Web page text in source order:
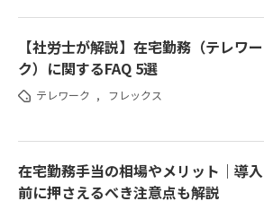
【社労士が解説】在宅勤務（テレワー
ク）に関するFAQ 5選
テレワーク , フレックス
在宅勤務手当の相場やメリット｜導入
前に押さえるべき注意点も解説